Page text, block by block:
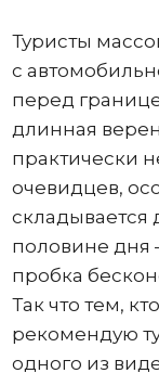
Туристы
с
перед
длинная
практически
очевидцев,
складывается
половине дня
пробка
Так что тем,
рекомендую
одного из